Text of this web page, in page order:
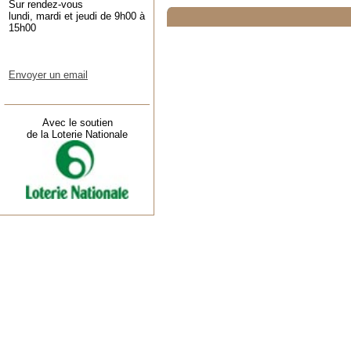
Sur rendez-vous
lundi, mardi et jeudi de 9h00 à
15h00
Envoyer un email
Avec le soutien
de la Loterie Nationale